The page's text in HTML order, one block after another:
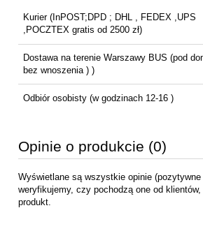
Kurier (InPOST;DPD ; DHL , FEDEX ,UPS
,POCZTEX gratis od 2500 zł)
Dostawa na terenie Warszawy BUS (pod
bez wnoszenia ) )
Odbiór osobisty(w godzinach 12-16 )
Opinie o produkcie (0)
Wyświetlane są wszystkie opinie
weryfikujemy, czy pochodzą one od
produkt.